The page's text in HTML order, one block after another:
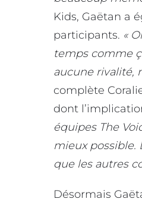
Kids, Gaëtan a
participants. «
temps comme
aucune rivalité,
complète
dont
équipes The
mieux possible.
que les autres
Désormais